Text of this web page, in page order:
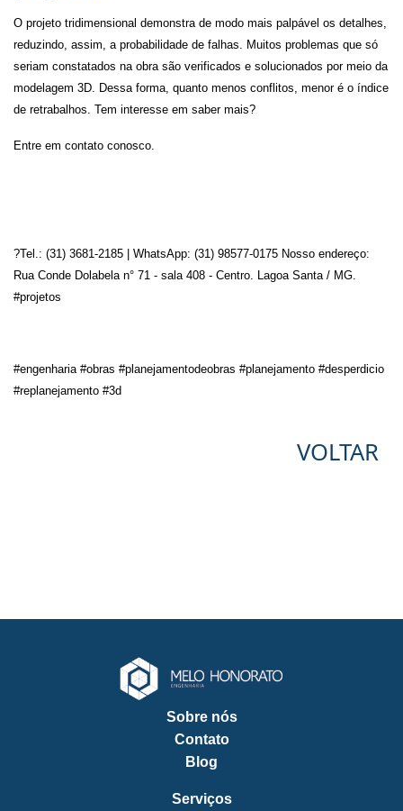
O projeto tridimensional demonstra de modo mais palpável os detalhes,
reduzindo, assim, a probabilidade de falhas. Muitos problemas que só
seriam constatados na obra são verificados e solucionados por meio da
modelagem 3D. Dessa forma, quanto menos conflitos, menor é o índice
de retrabalhos. Tem interesse em saber mais?
Entre em contato conosco.
?Tel.: (31) 3681-2185 | WhatsApp: (31) 98577-0175 Nosso endereço:
Rua Conde Dolabela n° 71 - sala 408 - Centro. Lagoa Santa / MG.
#projetos
#engenharia #obras #planejamentodeobras #planejamento #desperdicio
#replanejamento #3d
VOLTAR
Sobre nós
Contato
Blog
Serviços